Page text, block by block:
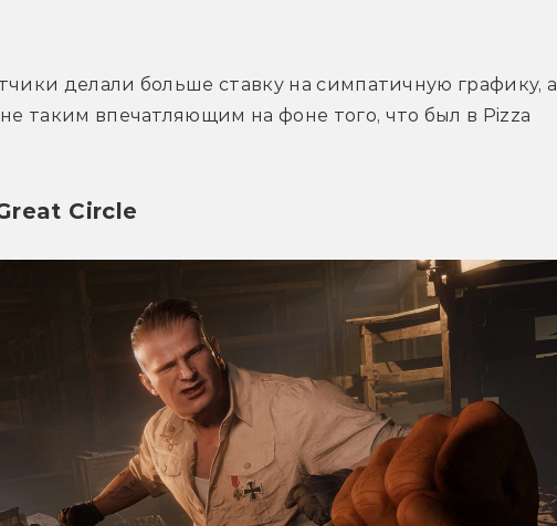
делали больше ставку на симпатичную графику, а
таким впечатляющим на фоне того, что был в Pizza
Circle